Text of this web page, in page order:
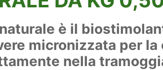
è il
micronizzata per la
nella